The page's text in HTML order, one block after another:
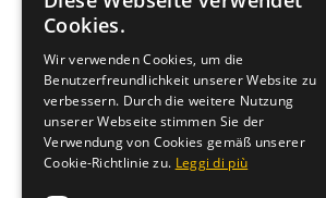
News
Kontakte
Contact us
ITALIAN
GERMAN
FRENCH
Cookies.
Wir verwenden Cookies, um die
Benutzerfreundlichkeit unserer Website zu
verbessern. Durch die weitere Nutzung
unserer Webseite stimmen Sie der
Verwendung von Cookies gemäß unserer
Cookie-Richtlinie zu. Leggi di più